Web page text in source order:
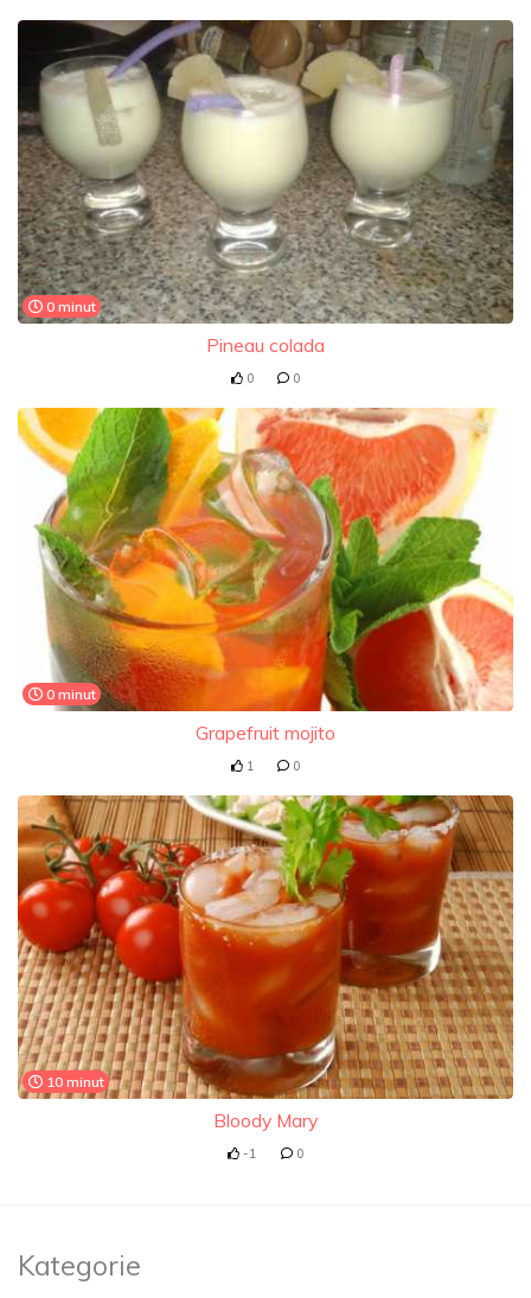
0 minut
Pineau colada
0 0
0 minut
Grapefruit mojito
1 0
10 minut
Bloody Mary
-1 0
Kategorie